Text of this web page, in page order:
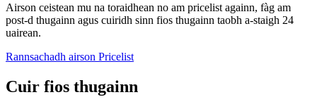
Airson ceistean mu na toraidhean no am pricelist againn, fàg am
post-d thugainn agus cuiridh sinn fios thugainn taobh a-staigh 24
uairean.
Rannsachadh airson Pricelist
Cuir fios thugainn